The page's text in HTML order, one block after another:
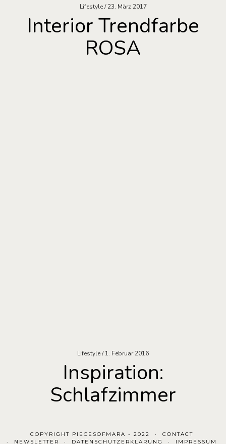
Lifestyle 23. März 2017
Interior Trendfarbe
ROSA
Lifestyle 1. Februar 2016
Inspiration:
Schlafzimmer
COPYRIGHT PIECESOFMARA - 2022
CONTACT
NEWSLETTER
DATENSCHUTZERKLÄRUNG IMPRESSUM